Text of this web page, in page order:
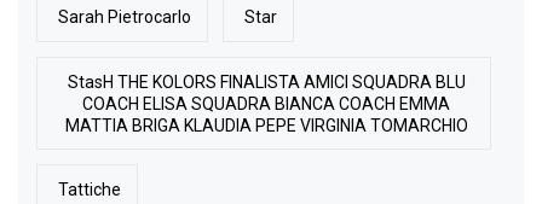
Sarah Pietrocarlo Star
StasH THE KOLORS FINALISTA AMICI SQUADRA BLU
COACH ELISA SQUADRA BIANCA COACH EMMA
MATTIA BRIGA KLAUDIA PEPE VIRGINIA TOMARCHIO
Tattiche